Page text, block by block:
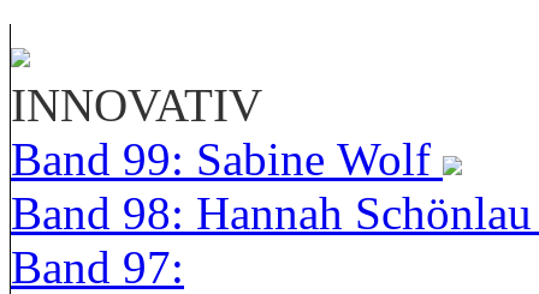
INNOVATIV
Band 99: Sabine Wolf
Band 98: Hannah
Band 97: